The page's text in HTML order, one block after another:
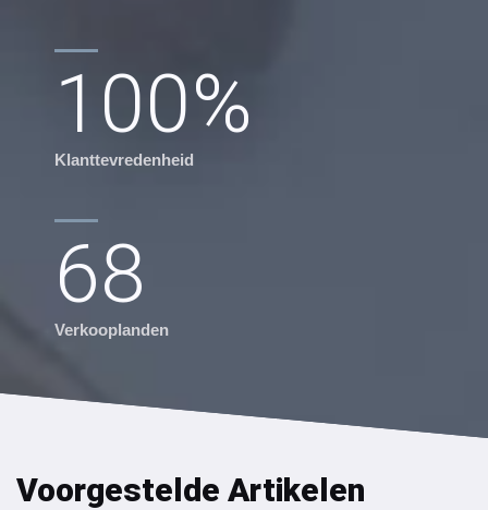
100%
Klanttevredenheid
68
Verkooplanden
Voorgestelde Artikelen